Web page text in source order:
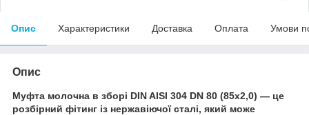
Опис Характеристики Доставка Оплата Умови
Опис
Муфта молочна в зборі DIN AISI 304 DN 80 (85x2,0) — це
розбірний фітинг із нержавіючої сталі, який може